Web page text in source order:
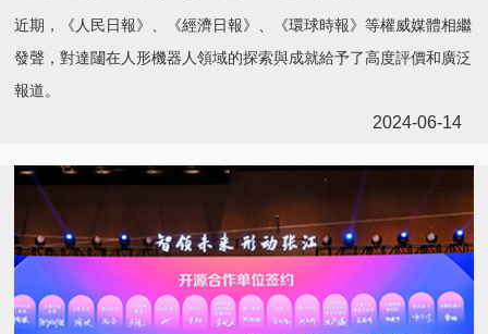
近期，《人民日報》、《經濟日報》、《環球時報》等權威媒體相繼
發聲，對達闥在人形機器人領域的探索與成就給予了高度評價和廣泛
報道。
2024-06-14